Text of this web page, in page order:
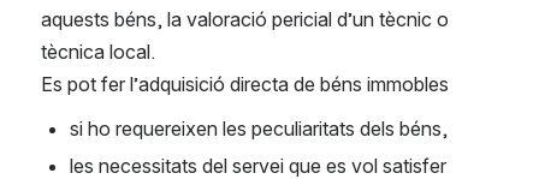
aquests béns, la valoració pericial d’un tècnic o
tècnica local.
Es pot fer l’adquisició directa de béns immobles
si ho requereixen les peculiaritats dels béns,
les necessitats del servei que es vol satisfer